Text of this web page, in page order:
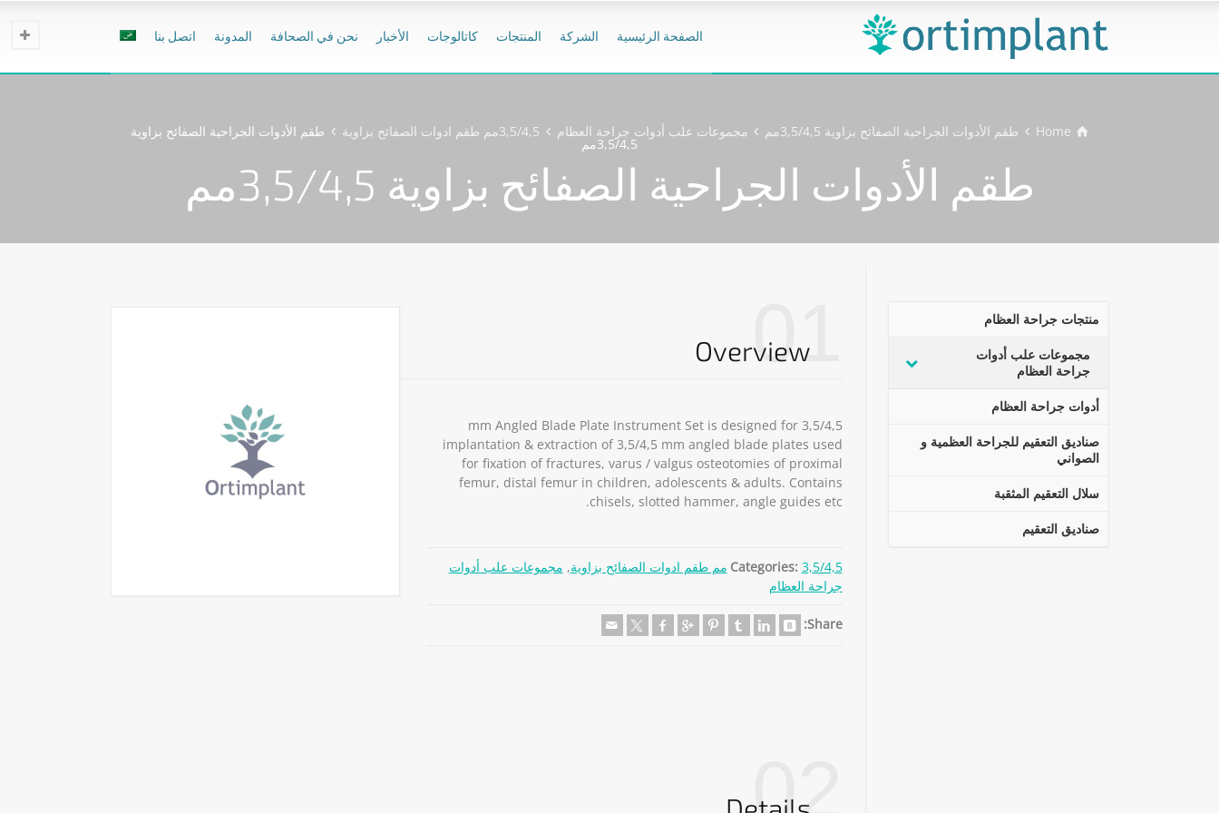
الصفحة الرئيسية الشركة المنتجات كاتالوجات الأخبار نحن في الصحافة المدونة اتصل بنا
Home طقم الأدوات الجراحية الصفائح بزاوية 3,5/4,5مم مجموعات علب أدوات جراحة العظام 3,5/4,5مم طقم ادوات الصفائح بزاوية طقم الأدوات الجراحية الصفائح بزاوية
3,5/4,5مم
طقم الأدوات الجراحية الصفائح بزاوية 3,5/4,5مم
01
Overview
3,5/4,5 mm Angled Blade Plate Instrument Set is designed for
implantation & extraction of 3,5/4,5 mm angled blade plates used
for fixation of fractures, varus / valgus osteotomies of proximal
femur, distal femur in children, adolescents & adults. Contains
chisels, slotted hammer, angle guides etc.
Categories: 3,5/4,5مم طقم ادوات الصفائح بزاوية , مجموعات علب أدوات
جراحة العظام
Share:
02
منتجات جراحة العظام
مجموعات علب أدوات
جراحة العظام
أدوات جراحة العظام
صناديق التعقيم للجراحة العظمية و
الصواني
سلال التعقيم المثقبة
صناديق التعقيم